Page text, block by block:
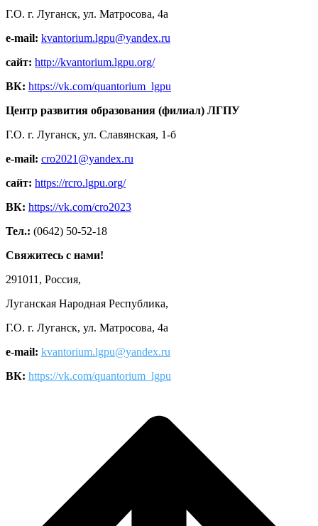
Г.О. г. Луганск, ул. Матросова, 4а
e-mail: kvantorium.lgpu@yandex.ru
сайт: http://kvantorium.lgpu.org/
ВК: https://vk.com/quantorium_lgpu
Центр развития образования (филиал) ЛГПУ
Г.О. г. Луганск, ул. Славянская, 1-б
e-mail: cro2021@yandex.ru
сайт: https://rcro.lgpu.org/
ВК: https://vk.com/cro2023
Тел.: (0642) 50-52-18
Свяжитесь с нами!
291011, Россия,
Луганская Народная Республика,
Г.О. г. Луганск, ул. Матросова, 4а
e-mail: kvantorium.lgpu@yandex.ru
ВК: https://vk.com/quantorium_lgpu